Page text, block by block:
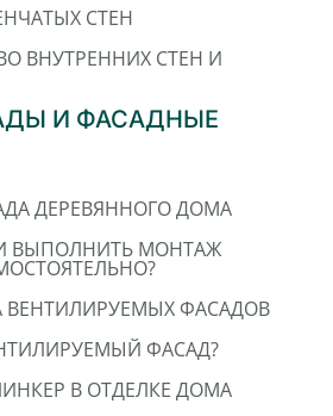
СТЕН
ВНУТРЕННИХ СТЕН И
И ФАСАДНЫЕ
ДЕРЕВЯННОГО ДОМА
ВЫПОЛНИТЬ МОНТАЖ
ВЕНТИЛИРУЕМЫХ ФАСАДОВ
ФАСАД?
В ОТДЕЛКЕ ДОМА